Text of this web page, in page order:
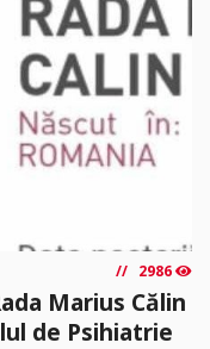
2986
Marius Călin
de Psihiatrie